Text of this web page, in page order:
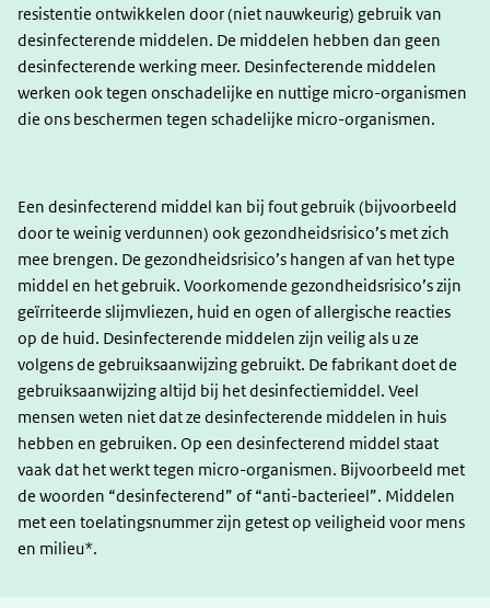
resistentie ontwikkelen door (niet nauwkeurig) gebruik van
desinfecterende middelen. De middelen hebben dan geen
desinfecterende werking meer. Desinfecterende middelen
werken ook tegen onschadelijke en nuttige micro-organismen
die ons beschermen tegen schadelijke micro-organismen.
Een desinfecterend middel kan bij fout gebruik (bijvoorbeeld
door te weinig verdunnen) ook gezondheidsrisico’s met zich
mee brengen. De gezondheidsrisico’s hangen af van het type
middel en het gebruik. Voorkomende gezondheidsrisico’s zijn
geïrriteerde slijmvliezen, huid en ogen of allergische reacties
op de huid. Desinfecterende middelen zijn veilig als u ze
volgens de gebruiksaanwijzing gebruikt. De fabrikant doet de
gebruiksaanwijzing altijd bij het desinfectiemiddel. Veel
mensen weten niet dat ze desinfecterende middelen in huis
hebben en gebruiken. Op een desinfecterend middel staat
vaak dat het werkt tegen micro-organismen. Bijvoorbeeld met
de woorden “desinfecterend” of “anti-bacterieel”. Middelen
met een toelatingsnummer zijn getest op veiligheid voor mens
en milieu*.